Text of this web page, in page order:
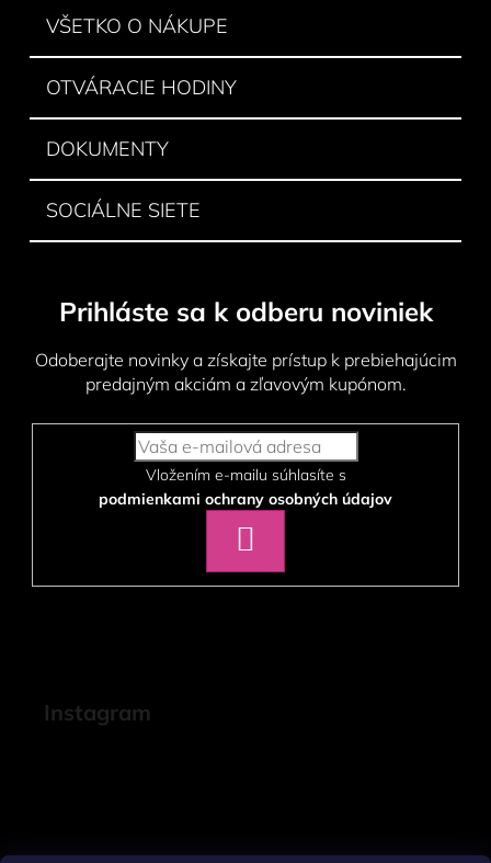
VŠETKO O NÁKUPE
OTVÁRACIE HODINY
DOKUMENTY
SOCIÁLNE SIETE
Prihláste sa k odberu noviniek
Odoberajte novinky a získajte prístup k prebiehajúcim
predajným akciám a zľavovým kupónom.
podmienkami ochrany osobných údajov
SA
Instagram